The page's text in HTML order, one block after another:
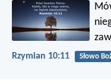
Rzymian 10:11 Słowo